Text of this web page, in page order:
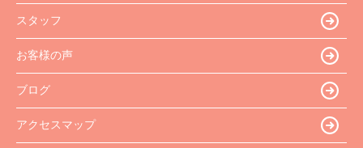
スタッフ
お客様の声
ブログ
アクセスマップ